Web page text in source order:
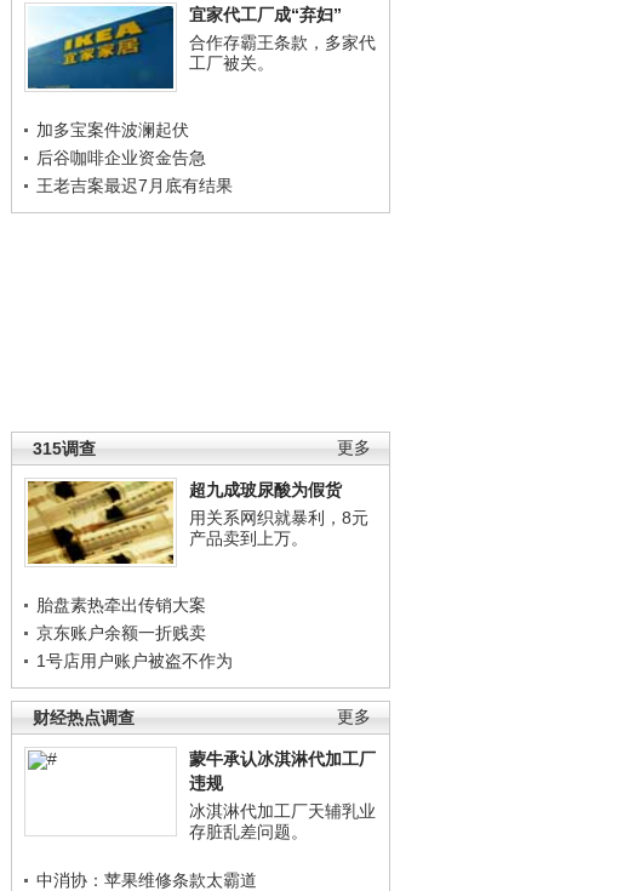
宜家代工厂成“弃妇”
合作存霸王条款，多家代
工厂被关。
加多宝案件波澜起伏
后谷咖啡企业资金告急
王老吉案最迟7月底有结果
更多
315调查
超九成玻尿酸为假货
用关系网织就暴利，8元
产品卖到上万。
胎盘素热牵出传销大案
京东账户余额一折贱卖
1号店用户账户被盗不作为
更多
财经热点调查
蒙牛承认冰淇淋代加工厂
违规
冰淇淋代加工厂天辅乳业
存脏乱差问题。
中消协：苹果维修条款太霸道